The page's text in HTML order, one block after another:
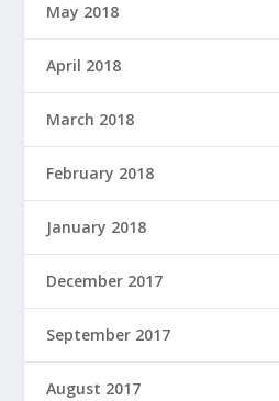
May 2018
April 2018
March 2018
February 2018
January 2018
December 2017
September 2017
August 2017